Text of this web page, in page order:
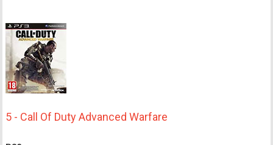
5 - Call Of Duty Advanced Warfare